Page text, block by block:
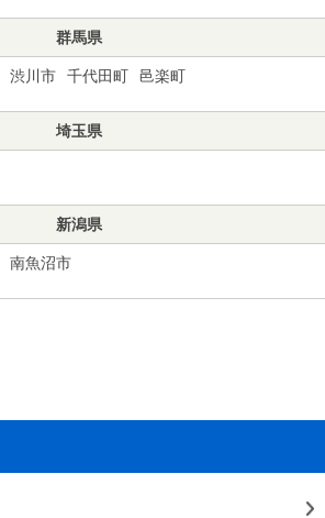
群馬県
渋川市 千代田町 邑楽町
埼玉県
新潟県
南魚沼市